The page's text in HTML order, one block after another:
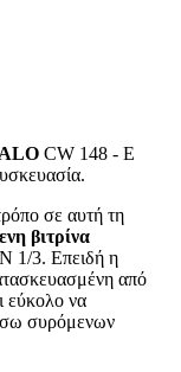
CW 148 - E
σε αυτή τη
βιτρίνα
1/3. Επειδή η
από
εύκολο να
συρόμενων